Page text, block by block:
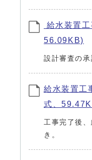
給水装置
56.09KB)
設計審査の承
給水装置工
式、
工事完了後
き。